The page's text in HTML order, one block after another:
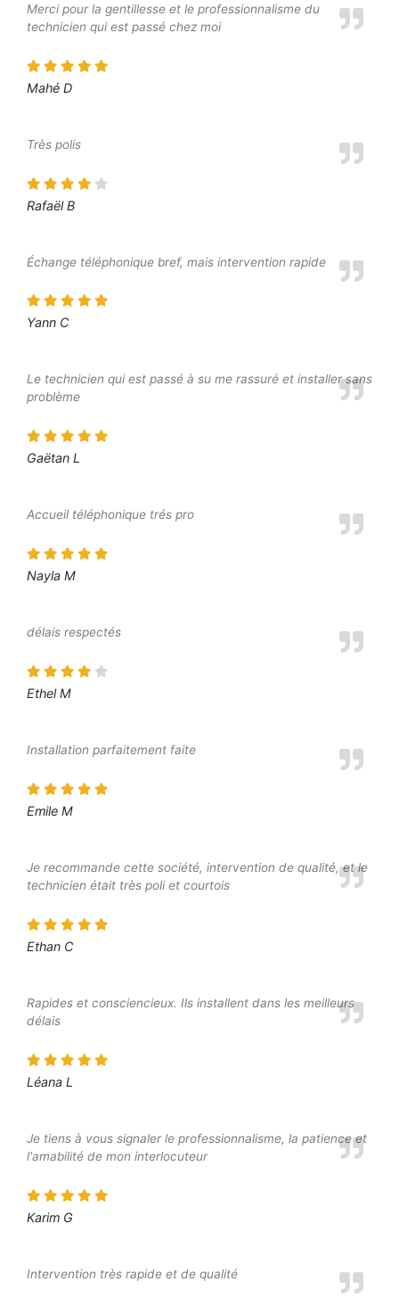
Merci pour la gentillesse et le professionnalisme du
technicien qui est passé chez moi
Mahé D
Très polis
Rafaël B
Échange téléphonique bref, mais intervention rapide
Yann C
Le technicien qui est passé à su me rassuré et installer sans
problème
Gaëtan L
Accueil téléphonique trés pro
Nayla M
délais respectés
Ethel M
Installation parfaitement faite
Emile M
Je recommande cette société, intervention de qualité, et le
technicien était très poli et courtois
Ethan C
Rapides et consciencieux. Ils installent dans les meilleurs
délais
Léana L
Je tiens à vous signaler le professionnalisme, la patience et
l'amabilité de mon interlocuteur
Karim G
Intervention très rapide et de qualité